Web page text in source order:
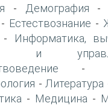
- Демография -
- Естествознание -
-
Информатика,
и
-
- Литература
- Медицина -